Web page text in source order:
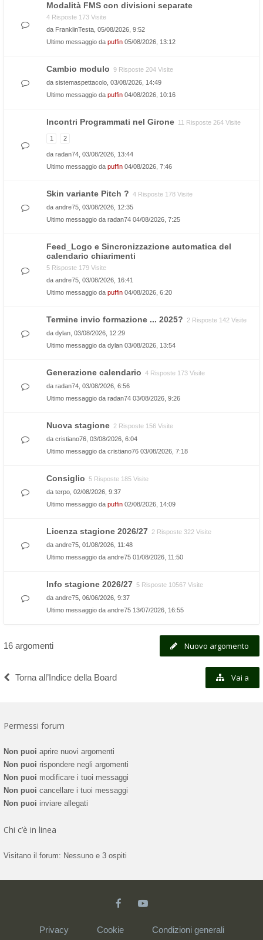
Modalità FMS con divisioni separate
4 Risposte 173 Visite
da FranklinTesta , 05/08/2026, 9:52
Ultimo messaggio da puffin 05/08/2026, 13:12
Cambio modulo 9 Risposte 204 Visite
da sistemaspettacolo , 03/08/2026, 14:49
Ultimo messaggio da puffin 04/08/2026, 10:16
Incontri Programmati nel Girone 11 Risposte 264 Visite
1 2
da radan74 , 03/08/2026, 13:44
Ultimo messaggio da puffin 04/08/2026, 7:46
Skin variante Pitch ? 4 Risposte 178 Visite
da andre75 , 03/08/2026, 12:35
Ultimo messaggio da radan74 04/08/2026, 7:25
Feed_Logo e Sincronizzazione automatica del
calendario chiarimenti
5 Risposte 179 Visite
da andre75 , 03/08/2026, 16:41
Ultimo messaggio da puffin 04/08/2026, 6:20
Termine invio formazione ... 2025?
2 Risposte 142 Visite
da dylan , 03/08/2026, 12:29
Ultimo messaggio da dylan 03/08/2026, 13:54
Generazione calendario 4 Risposte 173 Visite
da radan74 , 03/08/2026, 6:56
Ultimo messaggio da radan74 03/08/2026, 9:26
Nuova stagione 2 Risposte 156 Visite
da cristiano76 , 03/08/2026, 6:04
Ultimo messaggio da cristiano76 03/08/2026, 7:18
Consiglio 5 Risposte 185 Visite
da terpo , 02/08/2026, 9:37
Ultimo messaggio da puffin 02/08/2026, 14:09
Licenza stagione 2026/27 2 Risposte 322 Visite
da andre75 , 01/08/2026, 11:48
Ultimo messaggio da andre75 01/08/2026, 11:50
Info stagione 2026/27 5 Risposte 10567 Visite
da andre75 , 06/06/2026, 9:37
Ultimo messaggio da andre75 13/07/2026, 16:55
Nuovo argomento
16 argomenti
Torna all’Indice della Board Vai a
Permessi forum
Non puoi aprire nuovi argomenti
Non puoi rispondere negli argomenti
Non puoi modificare i tuoi messaggi
Non puoi cancellare i tuoi messaggi
Non puoi inviare allegati
Chi c’è in linea
Visitano il forum: Nessuno e 3 ospiti
Privacy Cookie Condizioni generali